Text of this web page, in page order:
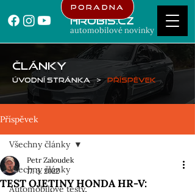
Hrubis.cz
automobilové novinky
Poradna
ČLÁNKY
Úvodní stránka > Příspěvek
Příspěvek
Všechny články
Automobilové testy
Všechny články
TEST OJETINY HONDA HR-V:
Petr Zaloudek
17. 3. 2022